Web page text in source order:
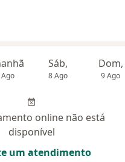
Sáb,
8 Ago
Dom,
9 Ago
online não está
disponível
um atendimento